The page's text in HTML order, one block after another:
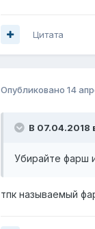
Цитата
Опубликовано 14
В 07.04.2018
Убирайте фарш
тпк называемый